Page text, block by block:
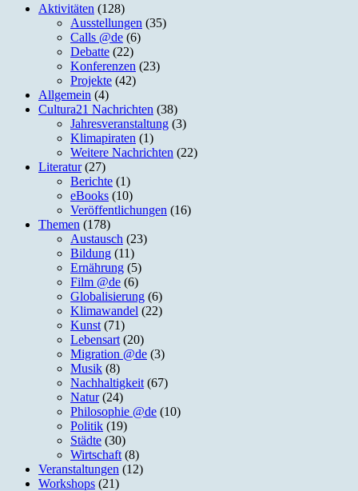
Aktivitäten (128)
Ausstellungen (35)
Calls @de (6)
Debatte (22)
Konferenzen (23)
Projekte (42)
Allgemein (4)
Cultura21 Nachrichten (38)
Jahresveranstaltung (3)
Klimapiraten (1)
Weitere Nachrichten (22)
Literatur(27)
Berichte (1)
eBooks (10)
Veröffentlichungen (16)
Themen (178)
Austausch (23)
Bildung (11)
Ernährung (5)
Film @de (6)
Globalisierung (6)
Klimawandel (22)
Kunst (71)
Lebensart (20)
Migration @de (3)
Musik (8)
Nachhaltigkeit (67)
Natur(24)
Philosophie @de (10)
Politik (19)
Städte (30)
Wirtschaft (8)
Veranstaltungen (12)
Workshops (21)